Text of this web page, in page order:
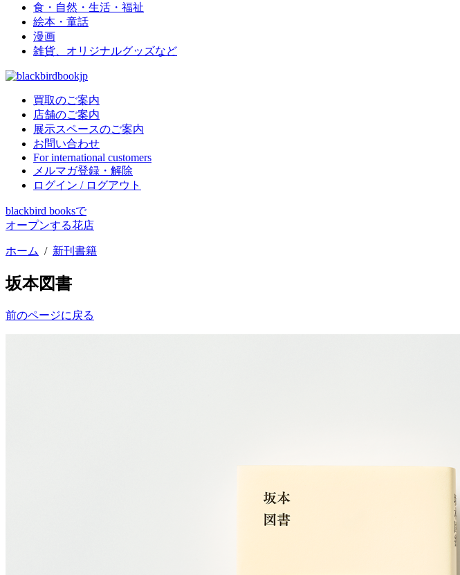
食・自然・生活・福祉
絵本・童話
漫画
雑貨、オリジナルグッズなど
買取のご案内
店舗のご案内
展示スペースのご案内
お問い合わせ
For international customers
メルマガ登録・解除
ログイン / ログアウト
blackbird booksで
オープンする花店
ホーム / 新刊書籍
坂本図書
前のページに戻る